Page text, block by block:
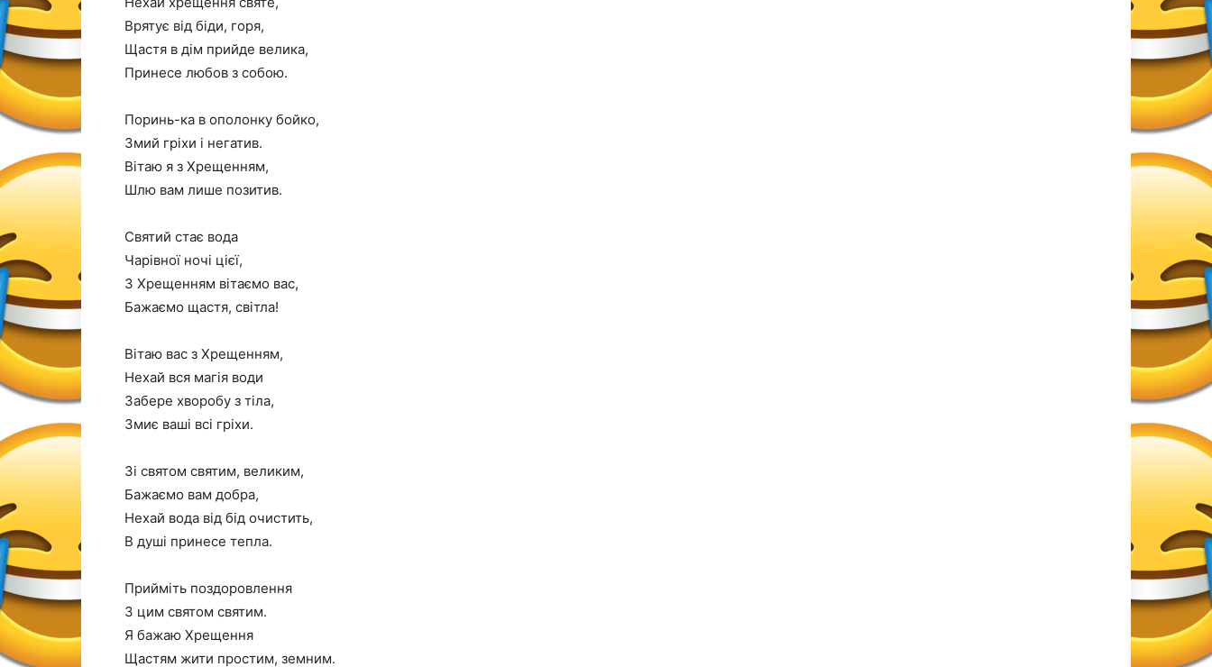
Врятує від біди, горя,
Щастя в дім прийде велика,
Принесе любов з собою.
Поринь-ка в ополонку бойко,
Змий гріхи і негатив.
Вітаю я з Хрещенням,
Шлю вам лише позитив.
Святий стає вода
Чарівної ночі цієї,
З Хрещенням вітаємо вас,
Бажаємо щастя, світла!
Вітаю вас з Хрещенням,
Нехай вся магія води
Забере хворобу з тіла,
Змиє ваші всі гріхи.
Зі святом святим, великим,
Бажаємо вам добра,
Нехай вода від бід очистить,
В душі принесе тепла.
Прийміть поздоровлення
З цим святом святим.
Я бажаю Хрещення
Щастям жити простим, земним.